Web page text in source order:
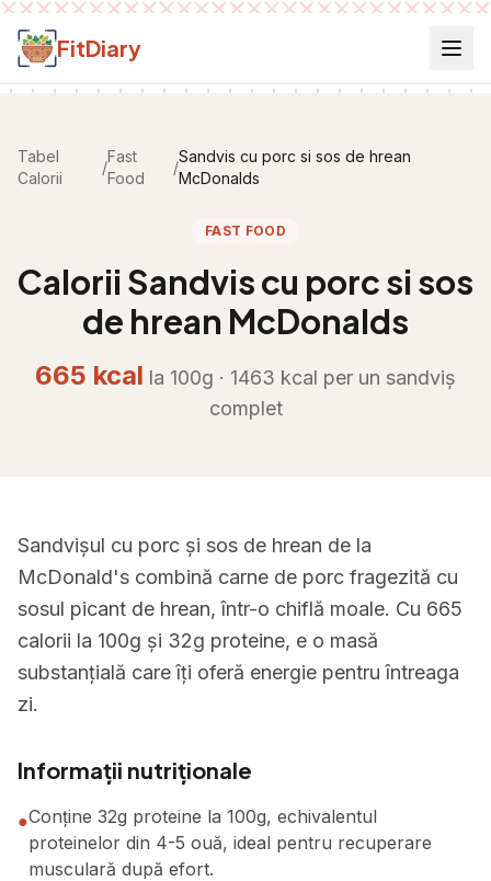
Salt la conținut
FitDiary
Tabel
Calorii
/
Fast
Food
/
Sandvis cu porc si sos de hrean
McDonalds
FAST FOOD
Calorii Sandvis cu porc si sos
de hrean McDonalds
665 kcal la 100g · 1463 kcal per un sandviș
complet
Sandvișul cu porc și sos de hrean de la
McDonald's combină carne de porc fragezită cu
sosul picant de hrean, într-o chiflă moale. Cu 665
calorii la 100g și 32g proteine, e o masă
substanțială care îți oferă energie pentru întreaga
zi.
Informații nutriționale
●Conține 32g proteine la 100g, echivalentul
proteinelor din 4-5 ouă, ideal pentru recuperare
musculară după efort.